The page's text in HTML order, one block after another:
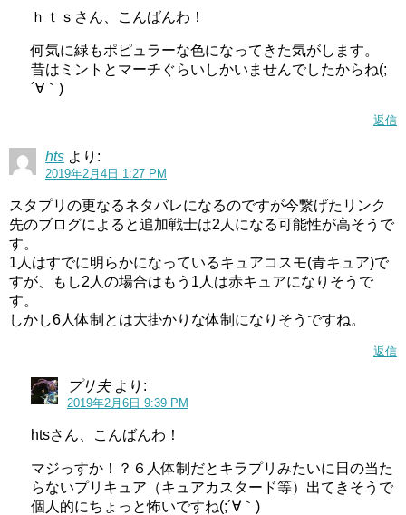
ｈｔｓさん、こんばんわ！
何気に緑もポピュラーな色になってきた気がします。
昔はミントとマーチぐらいしかいませんでしたからね(;
´∀｀)
返信
hts より:
2019年2月4日 1:27 PM
スタプリの更なるネタバレになるのですが今繋げたリンク
先のブログによると追加戦士は2人になる可能性が高そうで
す。
1人はすでに明らかになっているキュアコスモ(青キュア)で
すが、もし2人の場合はもう1人は赤キュアになりそうで
す。
しかし6人体制とは大掛かりな体制になりそうですね。
返信
プリ夫 より:
2019年2月6日 9:39 PM
htsさん、こんばんわ！
マジっすか！？６人体制だとキラプリみたいに日の当た
らないプリキュア（キュアカスタード等）出てきそうで
個人的にちょっと怖いですね(;´∀｀)